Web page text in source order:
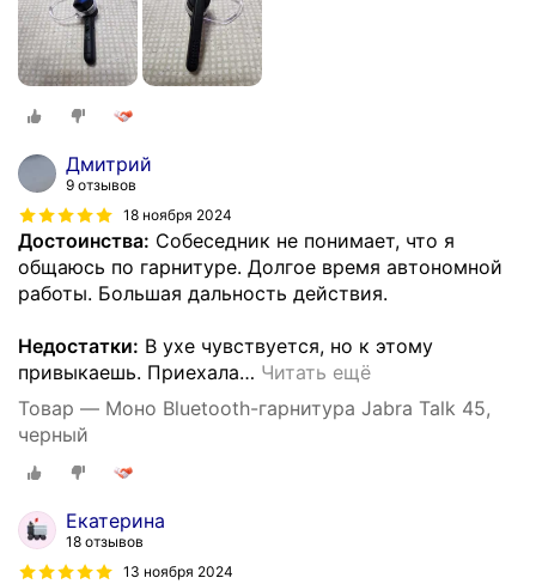
Дмитрий
9 отзывов
18 ноября 2024
Достоинства: Собеседник не понимает, что я
общаюсь по гарнитуре. Долгое время автономной
работы. Большая дальность действия.
Недостатки: В ухе чувствуется, но к этому
привыкаешь. Приехала… Читать ещё
Товар — Моно Bluetooth-гарнитура Jabra Talk 45,
черный
Екатерина
18 отзывов
13 ноября 2024